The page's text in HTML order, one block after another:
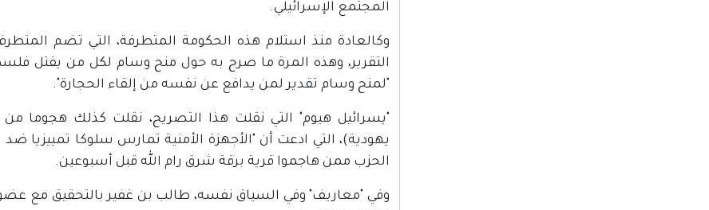
المجتمع الإسرائيلي.
وكالعادة منذ استلام هذه الحكومة المتطرفة، التي تضم
التقرير، وهذه المرة ما صرح به حول منح وسام لكل من يقتل
"لمنح وسام تقدير لمن يدافع عن نفسه من إلقاء الحجارة".
"يسرائيل هيوم" التي نقلت هذا التصريح، نقلت كذلك
يهودية)، التي ادعت أن "الأجهزة الأمنية تمارس سلوكا تمييزيا
الحزب ممن هاجموا قرية برقة شرق رام الله قبل أسبوعين.
وفي "معاريف" وفي السياق نفسه، طالب بن غفير بالتحقيق مع